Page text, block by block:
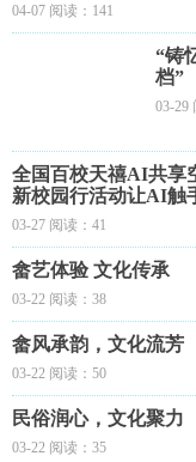
04-07 阅读：141
“铸
档”
03-29
全国百校天禧AI共享
新校园行活动让AI触
03-27 阅读：41
畲艺体验 文化传承
03-22 阅读：38
畲风承韵，文化流芳
03-22 阅读：50
民俗润心，文化聚力
03-22 阅读：35